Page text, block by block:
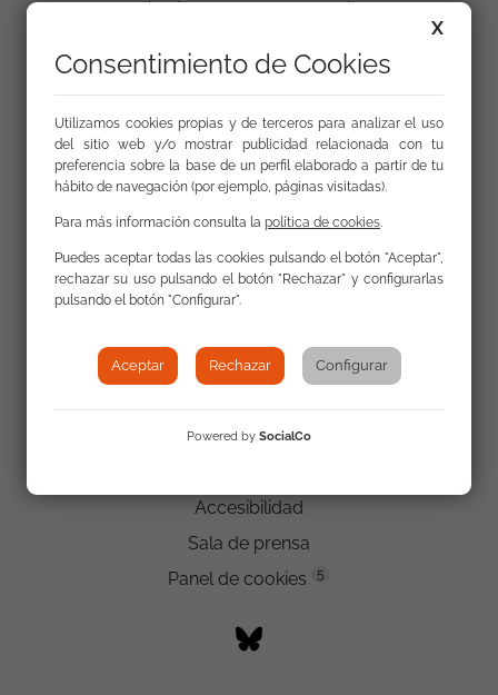
Contacta con nosotros
La FSG cuenta con 82 sedes en 14 comunidades
Mapa web
Uso de la web
Accesibilidad
Sala de prensa
Panel de cookies
5
X
Consentimiento de Cookies
Utilizamos cookies propias y de terceros para analizar el uso
del sitio web y/o mostrar publicidad relacionada con tu
preferencia sobre la base de un perfil elaborado a partir de tu
hábito de navegación (por ejemplo, páginas visitadas).
Para más información consulta la política de cookies
Puedes aceptar todas las cookies pulsando el botón "Aceptar",
rechazar su uso pulsando el botón "Rechazar" y configurarlas
pulsando el botón "Configurar".
Aceptar Rechazar Configurar
Powered by SocialCo